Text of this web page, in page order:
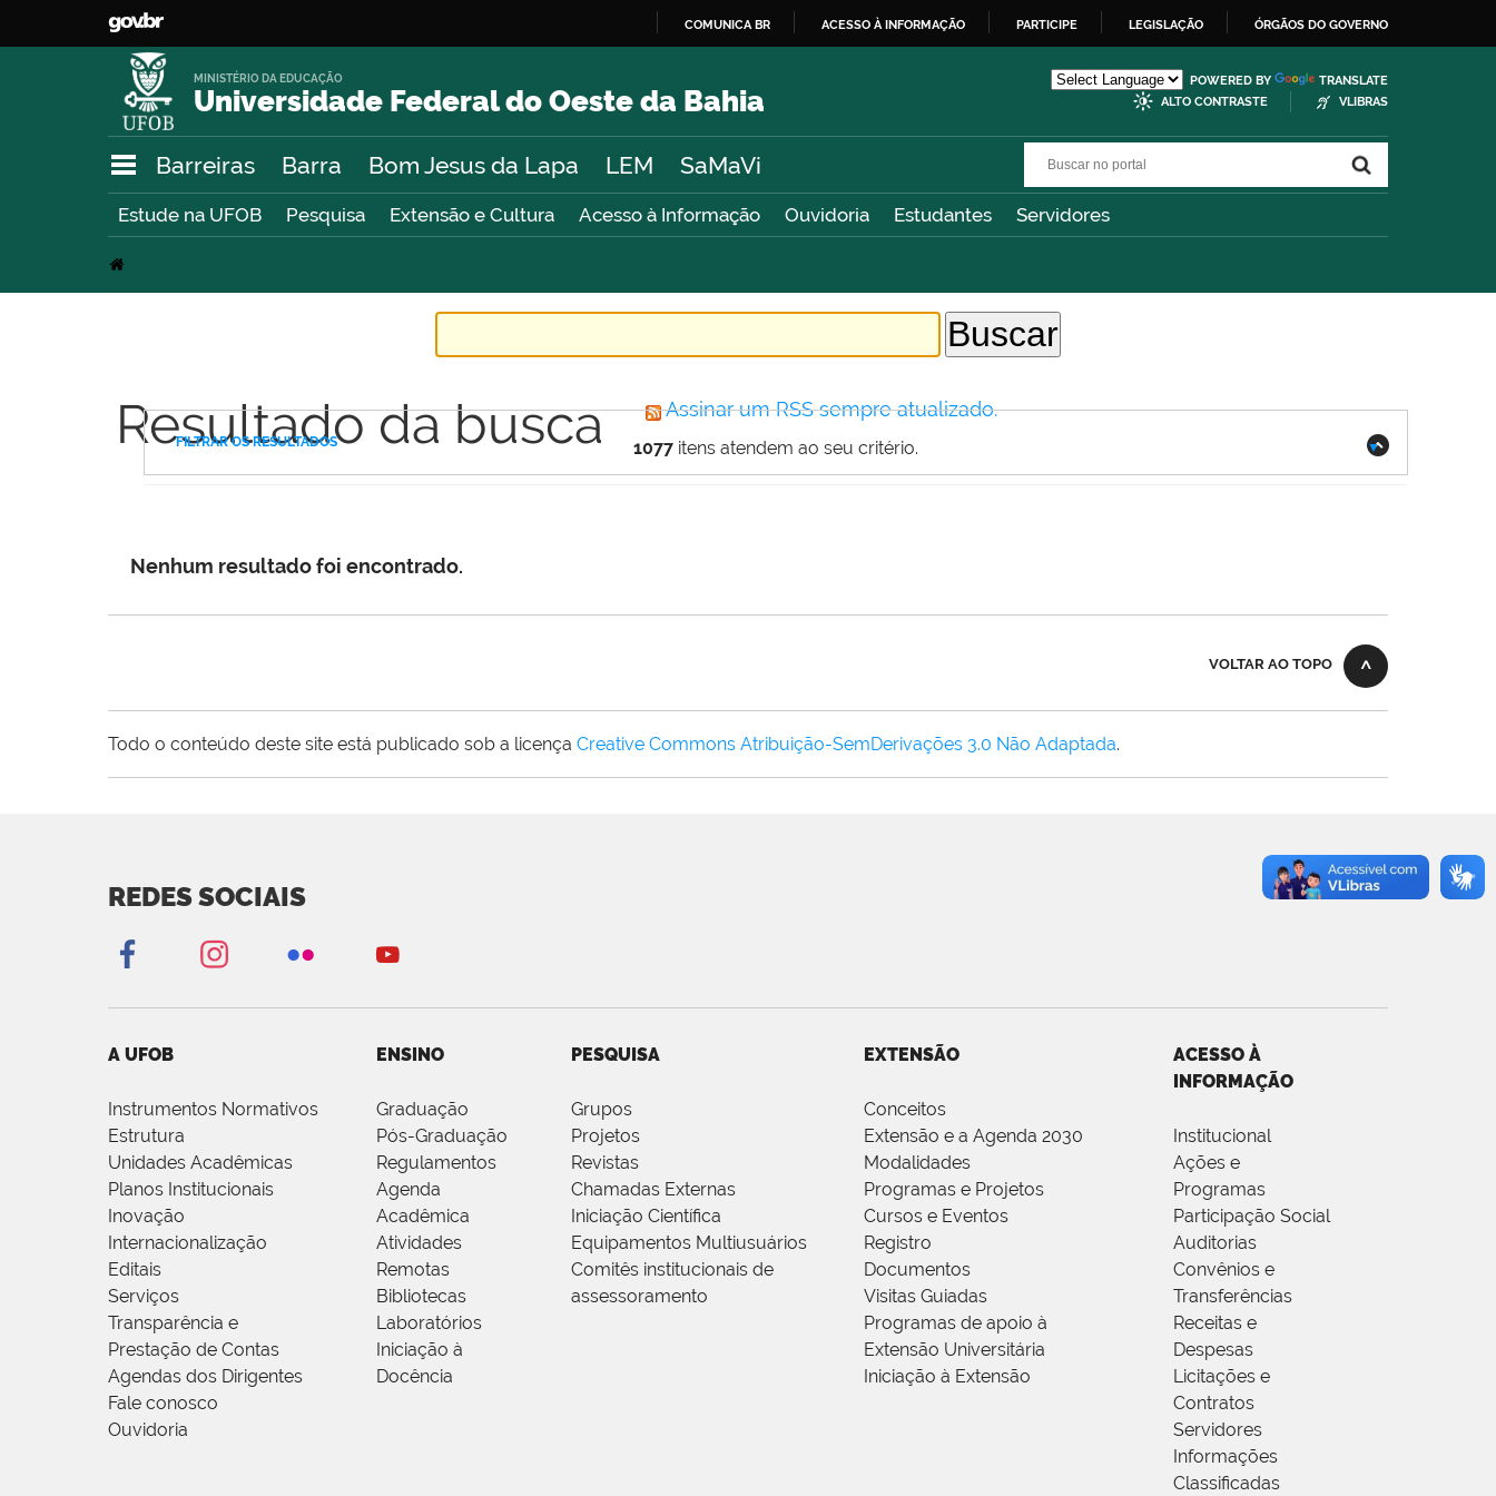
O
COMUNICA BR ACESSO À INFORMAÇÃO PARTICIPE LEGISLAÇÃO ÓRGÃOS DO GOVERNO
Universidade Federal do Oeste da Bahia
MINISTÉRIO DA EDUCAÇÃO POWERED BY
TRANSLATE
ALTO CONTRASTE
VLIBRAS
Barreiras Barra Bom Jesus da Lapa LEM SaMaVi
Estude na UFOB Pesquisa Extensão e Cultura Acesso à Informação Ouvidoria Estudantes Servidores
Resultado da busca Assinar um RSS sempre atualizado.
1077 itens atendem ao seu critério.
FILTRAR OS RESULTADOS
Nenhum resultado foi encontrado.
VOLTAR AO TOPO
Todo o conteúdo deste site está publicado sob a licença Creative Commons Atribuição-SemDerivações 3.0 Não Adaptada.
REDES SOCIAIS
A UFOB
Instrumentos Normativos
Estrutura
Unidades Acadêmicas
Planos Institucionais
Inovação
Internacionalização
Editais
Serviços
Transparência e
Prestação de Contas
Agendas dos Dirigentes
Fale conosco
Ouvidoria
ENSINO
Graduação
Pós-Graduação
Regulamentos
Agenda
Acadêmica
Atividades
Remotas
Bibliotecas
Laboratórios
Iniciação à
Docência
PESQUISA
Grupos
Projetos
Revistas
Chamadas Externas
Iniciação Científica
Equipamentos Multiusuários
Comitês institucionais de
assessoramento
EXTENSÃO
Conceitos
Extensão e a Agenda 2030
Modalidades
Programas e Projetos
Cursos e Eventos
Registro
Documentos
Visitas Guiadas
Programas de apoio à
Extensão Universitária
Iniciação à Extensão
ACESSO À
INFORMAÇÃO
Institucional
Ações e
Programas
Participação Social
Auditorias
Convênios e
Transferências
Receitas e
Despesas
Licitações e
Contratos
Servidores
Informações
Classificadas